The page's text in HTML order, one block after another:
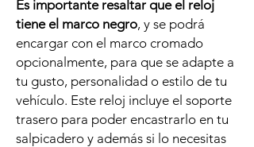
Es importante resaltar que el reloj
tiene el marco negro, y se podrá
encargar con el marco cromado
opcionalmente, para que se adapte a
tu gusto, personalidad o estilo de tu
vehículo. Este reloj incluye el soporte
trasero para poder encastrarlo en tu
salpicadero y además si lo necesitas